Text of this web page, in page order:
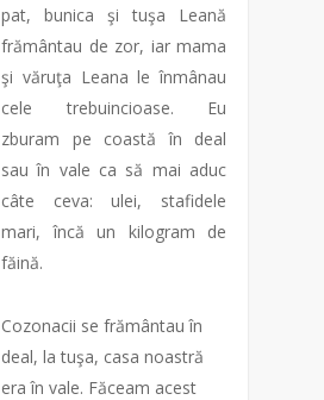
pat, bunica şi tuşa Leană
frământau de zor, iar mama
şi văruţa Leana le înmânau
cele trebuincioase. Eu
zburam pe coastă în deal
sau în vale ca să mai aduc
câte ceva: ulei, stafidele
mari, încă un kilogram de
făină.
Cozonacii se frământau în
deal, la tuşa, casa noastră
era în vale. Făceam acest